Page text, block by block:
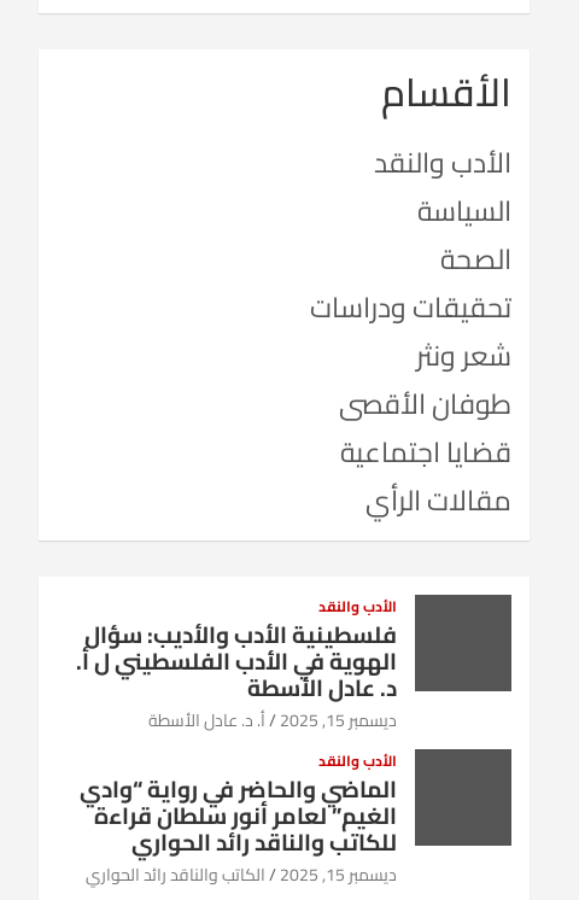
الأقسام
الأدب والنقد
السياسة
الصحة
تحقيقات ودراسات
شعر ونثر
طوفان الأقصى
قضايا اجتماعية
مقالات الرأي
الأدب والنقد
فلسطينية الأدب والأديب: سؤال
الهوية في الأدب الفلسطيني ل أ.
د. عادل الأسطة
ديسمبر 15, 2025 أ. د. عادل الأسطة
الأدب والنقد
الماضي والحاضر في رواية “وادي
الغيم” لعامر أنور سلطان قراءة
للكاتب والناقد رائد الحواري
ديسمبر 15, 2025 الكاتب والناقد رائد الحواري